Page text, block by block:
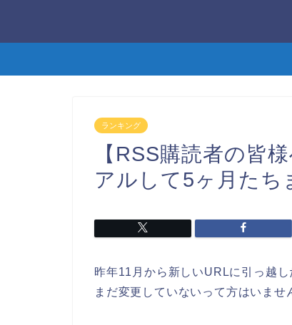
ランキング
【RSS購読者の皆
アルして5ヶ月たち
昨年11月から新しいURLに引っ越
まだ変更していないって方はいませ